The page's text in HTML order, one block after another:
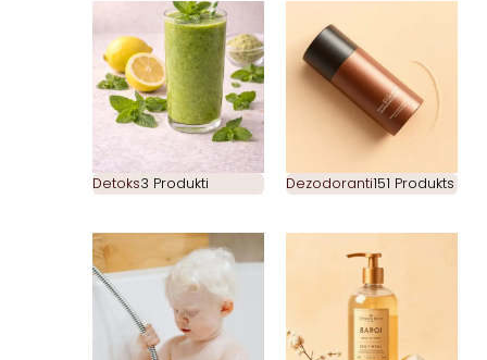
Detoks3 Produkti Dezodoranti151 Produkts